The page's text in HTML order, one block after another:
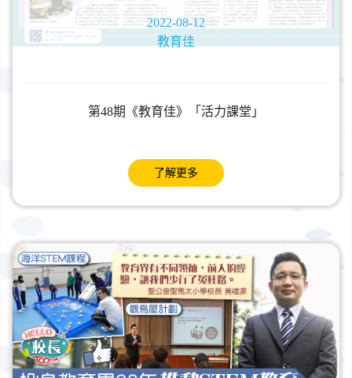
2022-08-12
教育佳
第48期《教育佳》「活力課堂」
了解更多